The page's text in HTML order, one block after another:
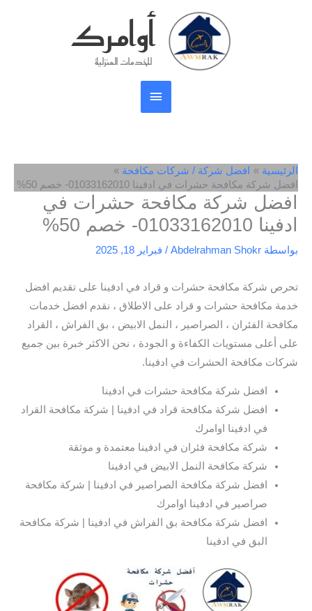
أوامرك
للخدمات المنزلية
القائمة
الرئيسية
الرئيسية
افضل شركة / شركات مكافحة
افضل شركة مكافحة حشرات في ادفينا 01033162010- خصم 50%
افضل شركة مكافحة حشرات في
ادفينا 01033162010- خصم 50%
بواسطة Abdelrahman Shokr
/ فبراير 18, 2025
تحرص شركة مكافحة حشرات و قراد في ادفينا على تقديم افضل
خدمة مكافحة حشرات و قراد على الاطلاق ، نقدم افضل خدمات
مكافحة الفئران ، الصراصير ، النمل الابيض ، بق الفراش ، القراد
على أعلى مستويات الكفاءة و الجودة ، نحن الاكثر خبرة بين جميع
شركات مكافحة الحشرات في ادفينا.
افضل شركة مكافحة حشرات في ادفينا
افضل شركة مكافحة قراد في ادفينا | شركة مكافحة القراد
في ادفينا اوامرك
شركة مكافحة فئران في ادفينا معتمدة و موثقة
شركة مكافحة النمل الابيض في ادفينا
افضل شركة مكافحة الصراصير في ادفينا | شركة مكافحة
صراصير في ادفينا اوامرك
افضل شركة مكافحة بق الفراش في ادفينا | شركة مكافحة
البق في ادفينا